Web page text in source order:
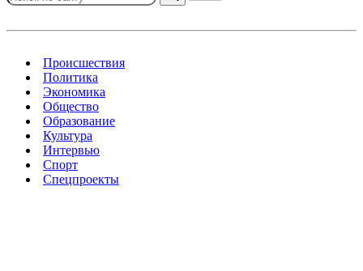
Происшествия
Политика
Экономика
Общество
Образование
Культура
Интервью
Спорт
Спецпроекты